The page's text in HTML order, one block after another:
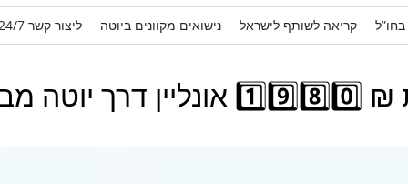
קריאה לשותף לישראל נישואים מקוונים ביוטה ליצור קשר 24/7